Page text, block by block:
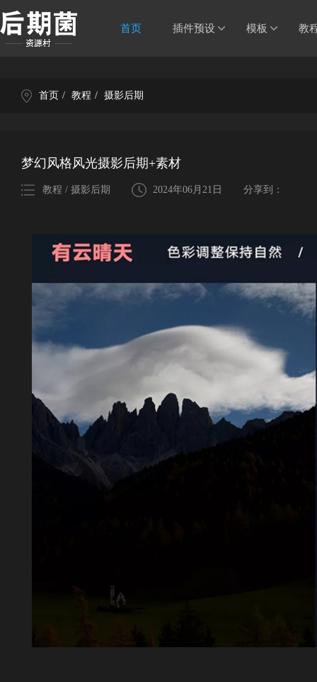
首页 插件预设 模板 教
首页 / 教程 / 摄影后期
梦幻风格风光摄影后期+素材
教程 / 摄影后期 2024年06月21日 分享到：